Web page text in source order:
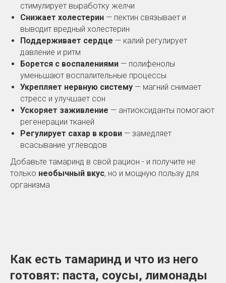
стимулирует выработку желчи
Снижает холестерин — пектин связывает и
выводит вредный холестерин
Поддерживает сердце — калий регулирует
давление и ритм
Борется с воспалениями — полифенолы
уменьшают воспалительные процессы
Укрепляет нервную систему — магний снимает
стресс и улучшает сон
Ускоряет заживление — антиоксиданты помогают
регенерации тканей
Регулирует сахар в крови — замедляет
всасывание углеводов
Добавьте тамаринд в свой рацион - и получите не
только необычный вкус, но и мощную пользу для
организма
Как есть тамаринд и что из него
готовят: паста, соусы, лимонады